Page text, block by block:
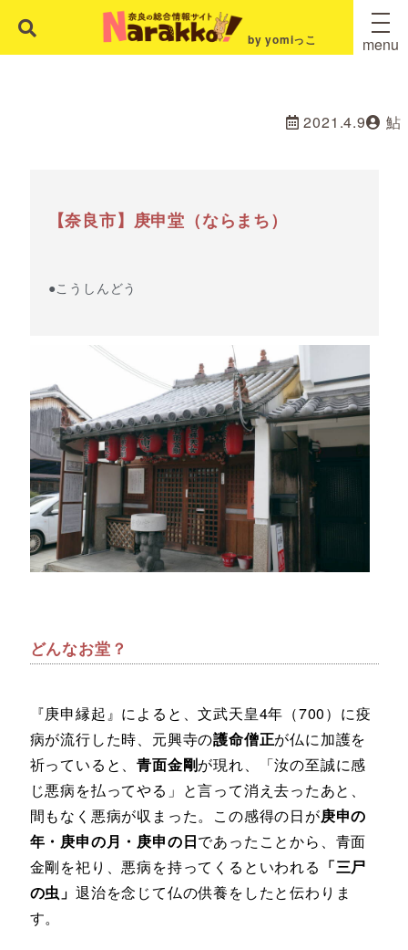
by yomiっこ menu
2021.4.9 鮎
【奈良市】庚申堂（ならまち）
●こうしんどう
どんなお堂？
『庚申縁起』によると、文武天皇4年（700）に疫
病が流行した時、元興寺の護命僧正が仏に加護を
祈っていると、青面金剛が現れ、「汝の至誠に感
じ悪病を払ってやる」と言って消え去ったあと、
間もなく悪病が収まった。この感得の日が庚申の
年・庚申の月・庚申の日であったことから、青面
金剛を祀り、悪病を持ってくるといわれる 「三尸
の虫」 退治を念じて仏の供養をしたと伝わりま
す。